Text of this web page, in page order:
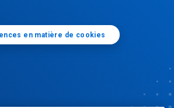
en matière de cookies